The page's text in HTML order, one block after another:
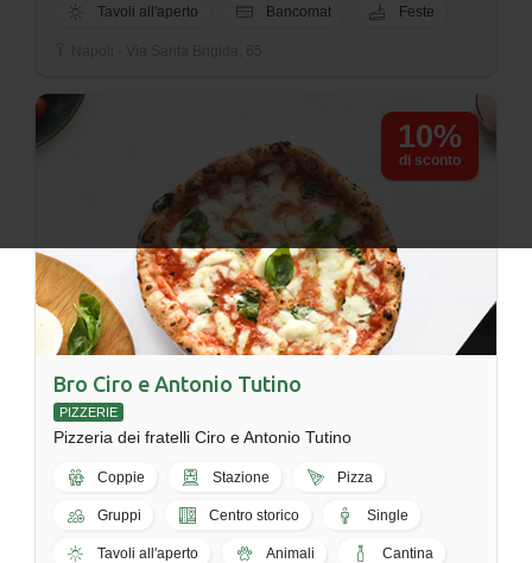
Tavoli all'aperto Bancomat Feste
10%
di sconto
Bro Ciro e Antonio Tutino
PIZZERIE
Pizzeria dei fratelli Ciro e Antonio Tutino
Coppie Stazione Pizza
Gruppi Centro storico Single
Tavoli all'aperto Animali Cantina